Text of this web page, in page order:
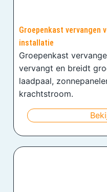
Groepenkast vervangen
installatie
Groepenkast
vervangt en breidt
laadpaal,
krachtstroom.